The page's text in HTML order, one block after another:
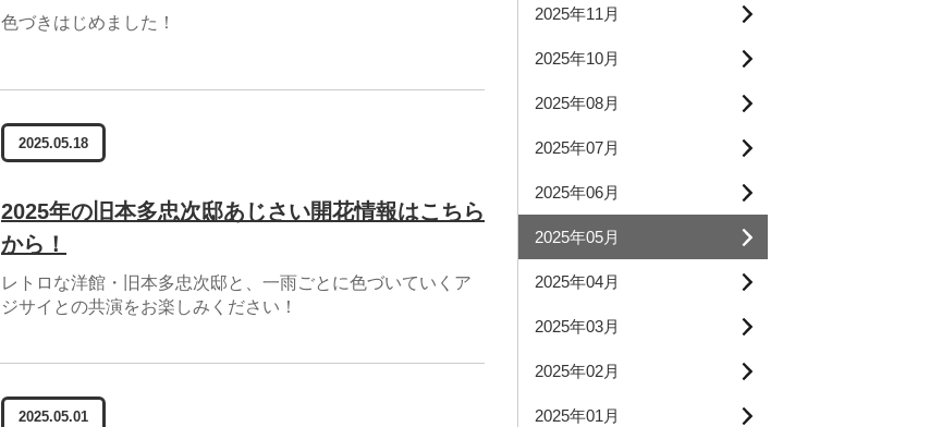
色づきはじめました！
2025.05.18
2025年の旧本多忠次邸あじさい開花情報はこちら
から！
レトロな洋館・旧本多忠次邸と、一雨ごとに色づいていくア
ジサイとの共演をお楽しみください！
2025.05.01
2025年11月
2025年10月
2025年08月
2025年07月
2025年06月
2025年05月
2025年04月
2025年03月
2025年02月
2025年01月